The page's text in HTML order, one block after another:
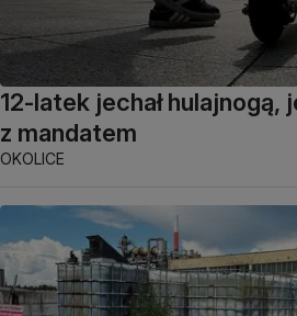
12-latek jechał hulajnogą,
z mandatem
OKOLICE